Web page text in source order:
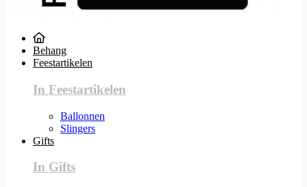
Behang
Feestartikelen
In Feestartikelen
Ballonnen
Slingers
Gifts
In Gifts